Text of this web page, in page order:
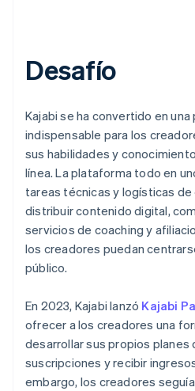
Desafío
Kajabi se ha convertido en
indispensable para los
sus habilidades y
línea. La plataforma todo en
tareas técnicas y logísticas de
distribuir contenido digital,
servicios de coaching y
los creadores puedan
público.
En 2023, Kajabi lanzó Kajabi
ofrecer a los creadores una
desarrollar sus propios planes
suscripciones y recibir
embargo, los creadores